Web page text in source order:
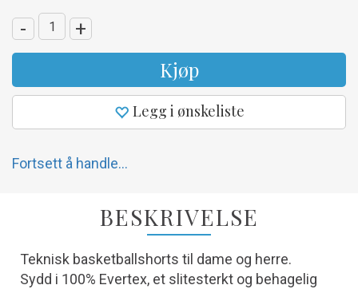
- +
Kjøp
Legg i ønskeliste
Fortsett å handle...
BESKRIVELSE
Teknisk basketballshorts til dame og herre.
Sydd i 100% Evertex, et slitesterkt og behagelig